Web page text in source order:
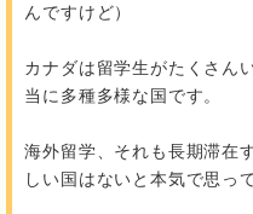
んですけど）
カナダは留学生がたくさん
当に多種多様な国です。
海外留学、それも長期滞在
しい国はないと本気で思っ